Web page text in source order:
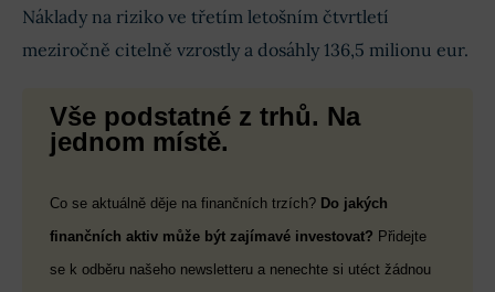
Náklady na riziko ve třetím letošním čtvrtletí
meziročně citelně vzrostly a dosáhly 136,5 milionu eur.
Vše podstatné z trhů. Na
jednom místě.
Co se aktuálně děje na finančních trzích? Do jakých
finančních aktiv může být zajímavé investovat? Přidejte
se k odběru našeho newsletteru a nenechte si utéct žádnou